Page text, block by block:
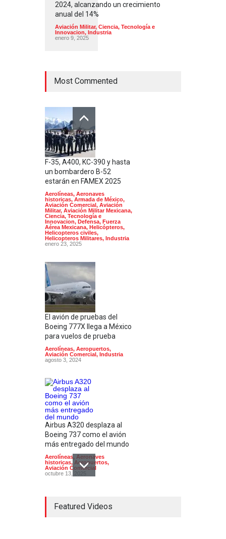
2024, alcanzando un crecimiento
anual del 14%
Aviación Militar, Ciencia, Tecnología e
Innovacion, Industria
enero 9, 2025
Most Commented
F-35, A400, KC-390 y hasta
un bombardero B-52
estarán en FAMEX 2025
Aerolíneas, Aeronaves
historicas, Armada de México,
Aviación Comercial , Aviación
Militar, Aviación Militar Mexicana,
Ciencia, Tecnología e
Innovacion, Defensa, Fuerza
Aérea Mexicana, Helicópteros,
Helicopteros civiles,
Helicopteros Militares, Industria
enero 23, 2025
El avión de pruebas del
Boeing 777X llega a México
para vuelos de prueba
Aerolíneas, Aeropuertos,
Aviación Comercial , Industria
agosto 3, 2024
Airbus A320 desplaza al
Boeing 737 como el avión
más entregado del mundo
Aerolíneas, Aeronaves
historicas, Aeropuertos,
Aviación Comercial
octubre 13, 2025
Featured Videos